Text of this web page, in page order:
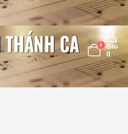
0
Giỏ
0